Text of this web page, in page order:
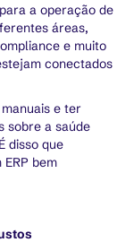
a operação de
áreas,
e muito
conectados
e ter
sobre a saúde
disso que
bem